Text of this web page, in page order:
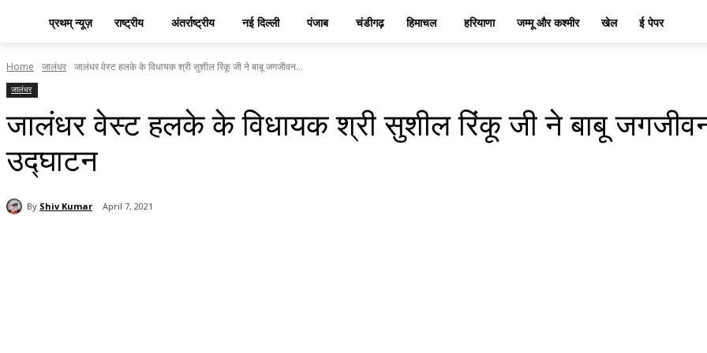
प्रथम् न्यूज़ राष्ट्रीय अंतर्राष्ट्रीय नई दिल्ली पंजाब चंडीगढ़ हिमाचल हरियाणा जम्मू और कश्मीर खेल ई पेपर
Home जालंधर जालंधर वेस्ट हलके के विधायक श्री सुशील रिंकू जी ने बाबू जगजीवन...
जालंधर
जालंधर वेस्ट हलके के विधायक श्री सुशील रिंकू जी ने बाबू जगजीवन
उद्घाटन
By Shiv Kumar April 7, 2021